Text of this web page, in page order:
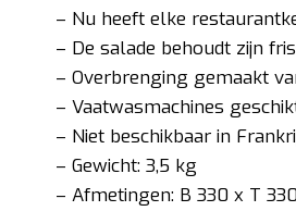
– Nu heeft elke
– De salade behoudt zijn
– Overbrenging gemaakt
– Vaatwasmachines
– Niet beschikbaar in
– Gewicht: 3,5 kg
– Afmetingen: B 330 x T